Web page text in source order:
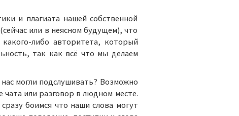
и плагиата нашей собственной
или в неясном будущем), что
либо авторитета, который
так как всё что мы делаем
могли подслушивать? Возможно
или разговор в людном месте.
боимся что наши слова могут